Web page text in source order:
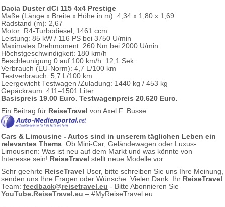
Dacia Duster dCi 115 4x4 Prestige
Maße (Länge x Breite x Höhe in m): 4,34 x 1,80 x 1,69
Radstand (m): 2,67
Motor: R4-Turbodiesel, 1461 ccm
Leistung: 85 kW / 116 PS bei 3750 U/min
Maximales Drehmoment: 260 Nm bei 2000 U/min
Höchstgeschwindigkeit: 180 km/h
Beschleunigung 0 auf 100 km/h: 12,1 Sek.
Verbrauch (EU-Norm): 4,7 L/100 km
Testverbrauch: 5,7 L/100 km
Leergewicht Testwagen /Zuladung: 1440 kg / 453 kg
Gepäckraum: 411–1501 Liter
Basispreis 19.00 Euro. Testwagenpreis 20.620 Euro.
Ein Beitrag für ReiseTravel von Axel F. Busse.
Cars & Limousine - Autos sind in unserem täglichen Leben ein
relevantes Thema: Ob Mini-Car, Geländewagen oder Luxus-
Limousinen: Was ist neu auf dem Markt und was könnte von
Interesse sein! ReiseTravel stellt neue Modelle vor.
Sehr geehrte ReiseTravel User, bitte schreiben Sie uns Ihre Meinung,
senden uns Ihre Fragen oder Wünsche. Vielen Dank. Ihr ReiseTravel
Team: feedback@reisetravel.eu - Bitte Abonnieren Sie
YouTube.ReiseTravel.eu – #MyReiseTravel.eu